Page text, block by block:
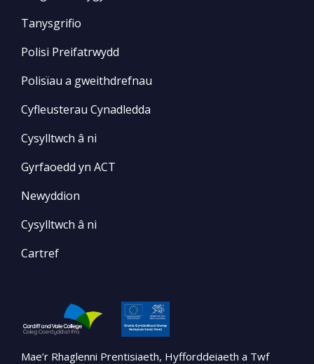
Tanysgrifio
Polisi Preifatrwydd
Polisïau a gweithdrefnau
Cyfleusterau Cynadledda
Cysylltwch â ni
Gyrfaoedd yn ACT
Newyddion
Cysylltwch â ni
Cartref
Mae’r Rhaglenni Prentisiaeth, Hyfforddeiaeth a Twf